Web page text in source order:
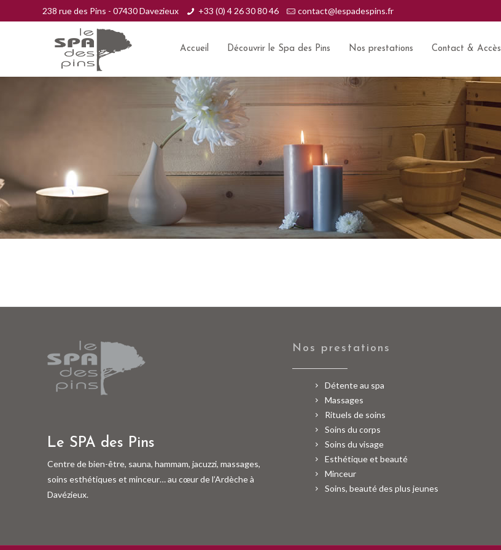
238 rue des Pins - 07430 Davezieux +33 (0) 4 26 30 80 46 contact@lespadespins.fr
Accueil Découvrir le Spa des Pins Nos prestations Contact & Accès
Le SPA des Pins
Centre de bien-être, sauna, hammam, jacuzzi, massages,
soins esthétiques et minceur… au cœur de l’Ardèche à
Davézieux.
Nos prestations
Détente au spa
Massages
Rituels de soins
Soins du corps
Soins du visage
Esthétique et beauté
Minceur
Soins, beauté des plus jeunes